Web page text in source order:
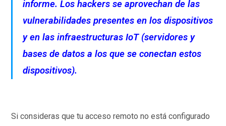
informe. Los hackers se aprovechan de las
vulnerabilidades presentes en los dispositivos
y en las infraestructuras IoT (servidores y
bases de datos a los que se conectan estos
dispositivos).
Si consideras que tu acceso remoto no está configurado